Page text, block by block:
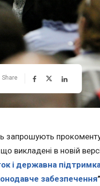
Share
запрошують
викладені в новій
і державна
забезпечення”